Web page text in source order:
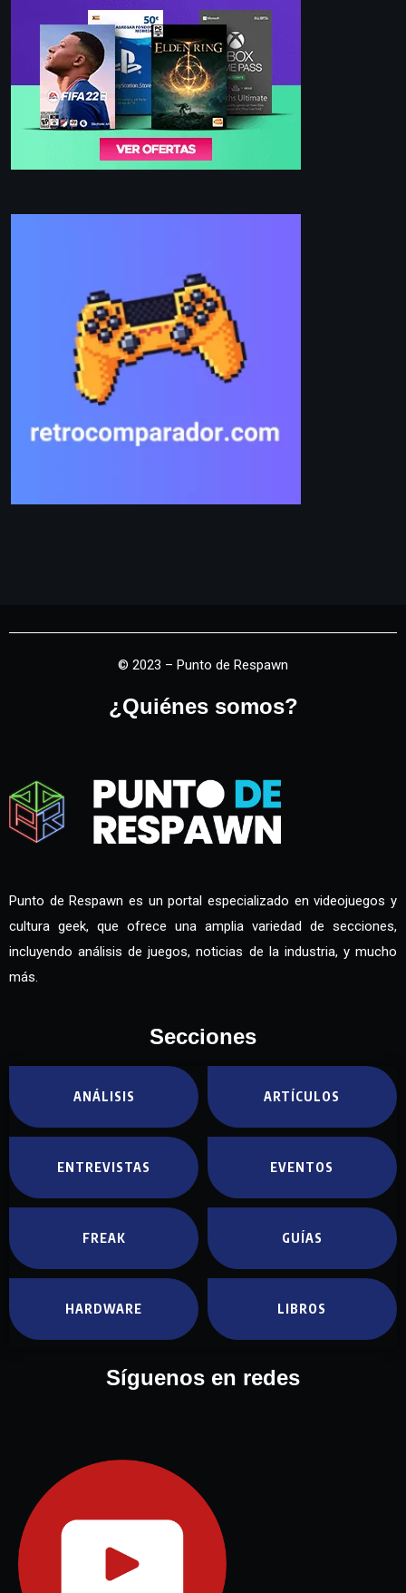
© 2023 – Punto de Respawn
¿Quiénes somos?
Punto de Respawn es un portal especializado en videojuegos y
cultura geek, que ofrece una amplia variedad de secciones,
incluyendo análisis de juegos, noticias de la industria, y mucho
más.
Secciones
ANÁLISIS ARTÍCULOS
ENTREVISTAS EVENTOS
FREAK GUÍAS
HARDWARE LIBROS
Síguenos en redes